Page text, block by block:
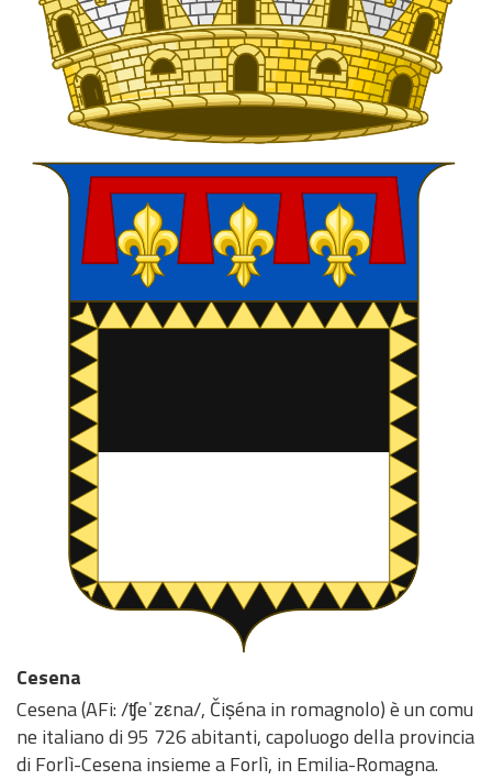
Cesena
Cesena (AFi: /ʧeˈzεna/, Čiṣéna in romagnolo) è un comu
ne italiano di 95 726 abitanti, capoluogo della provincia
di Forlì-Cesena insieme a Forlì, in Emilia-Romagna.